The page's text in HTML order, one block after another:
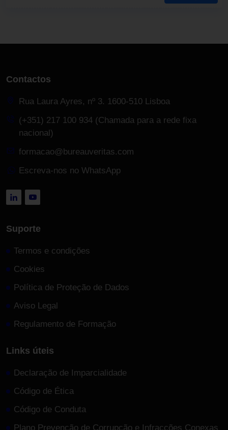
Contactos
Rua Laura Ayres, nº 3. 1600-510 Lisboa
(+351) 217 100 934 (Chamada para a rede fixa
nacional)
formacao@bureauveritas.com
Escreva-nos no WhatsApp
Suporte
Termos e condições
Cookies
Política de Proteção de Dados
Aviso Legal
Regulamento de Formação
Links úteis
Declaração de Imparcialidade
Código de Ética
Código de Conduta
Plano Prevenção de Corrupção e Infracções Conexas